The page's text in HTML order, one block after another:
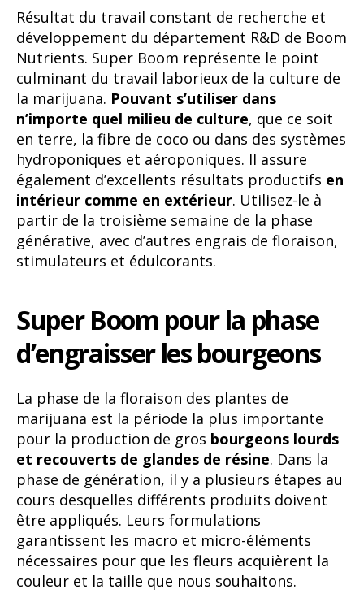
Résultat du travail constant de recherche et
développement du département R&D de Boom
Nutrients. Super Boom représente le point
culminant du travail laborieux de la culture de
la marijuana. Pouvant s’utiliser dans
n’importe quel milieu de culture, que ce soit
en terre, la fibre de coco ou dans des systèmes
hydroponiques et aéroponiques. Il assure
également d’excellents résultats productifs en
intérieur comme en extérieur. Utilisez-le à
partir de la troisième semaine de la phase
générative, avec d’autres engrais de floraison,
stimulateurs et édulcorants.
Super Boom pour la phase
d’engraisser les bourgeons
La phase de la floraison des plantes de
marijuana est la période la plus importante
pour la production de gros bourgeons lourds
et recouverts de glandes de résine. Dans la
phase de génération, il y a plusieurs étapes au
cours desquelles différents produits doivent
être appliqués. Leurs formulations
garantissent les macro et micro-éléments
nécessaires pour que les fleurs acquièrent la
couleur et la taille que nous souhaitons.